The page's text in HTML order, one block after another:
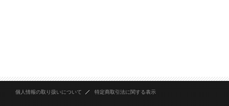
個人情報の取り扱いについて 特定商取引法に関する表示